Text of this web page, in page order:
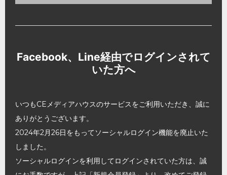
Facebook、Line経由でログインされて
いた方へ
いつもCEメディアハウスのサービスをご利用いただき、誠に
ありがとうございます。
2024年2月26日をもってソーシャルログイン機能を廃止いた
しました。
ソーシャルログインを利用してログインされていた方は、誠